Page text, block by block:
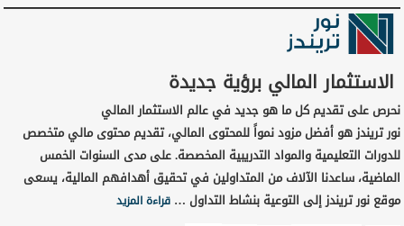
الاستثمار المالي برؤية جديدة
نحرص على تقديم كل ما هو جديد في عالم الاستثمار المالي
نور تريندز هو أفضل مزود نمواً للمحتوى المالي، تقديم محتوى مالي متخصص
للدورات التعليمية والمواد التدريبية المخصصة. على مدى السنوات الخمس
الماضية، ساعدنا الآلاف من المتداولين في تحقيق أهدافهم المالية، يسعى
موقع نور تريندز إلى التوعية بنشاط التداول …قراءة المزيد